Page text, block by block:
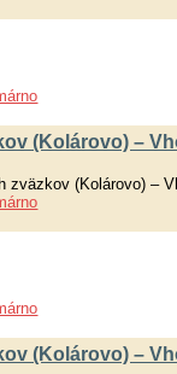
(Kolárovo) –
zväzkov (Kolárovo) –
(Kolárovo) –